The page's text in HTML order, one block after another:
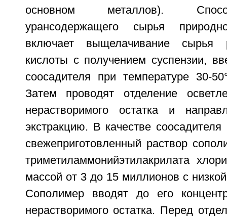
основном металлов).
урансодержащего сырья
включает выщелачивание сырья
кислоты с получением суспензии,
соосадителя при температуре 30-
Затем проводят отделение
нерастворимого остатка и
экстракцию. В качестве
свежеприготовленный раствор
триметиламмонийэтилакрилата
массой от 3 до 15 миллионов с
Сополимер вводят до его
нерастворимого остатка. Перед